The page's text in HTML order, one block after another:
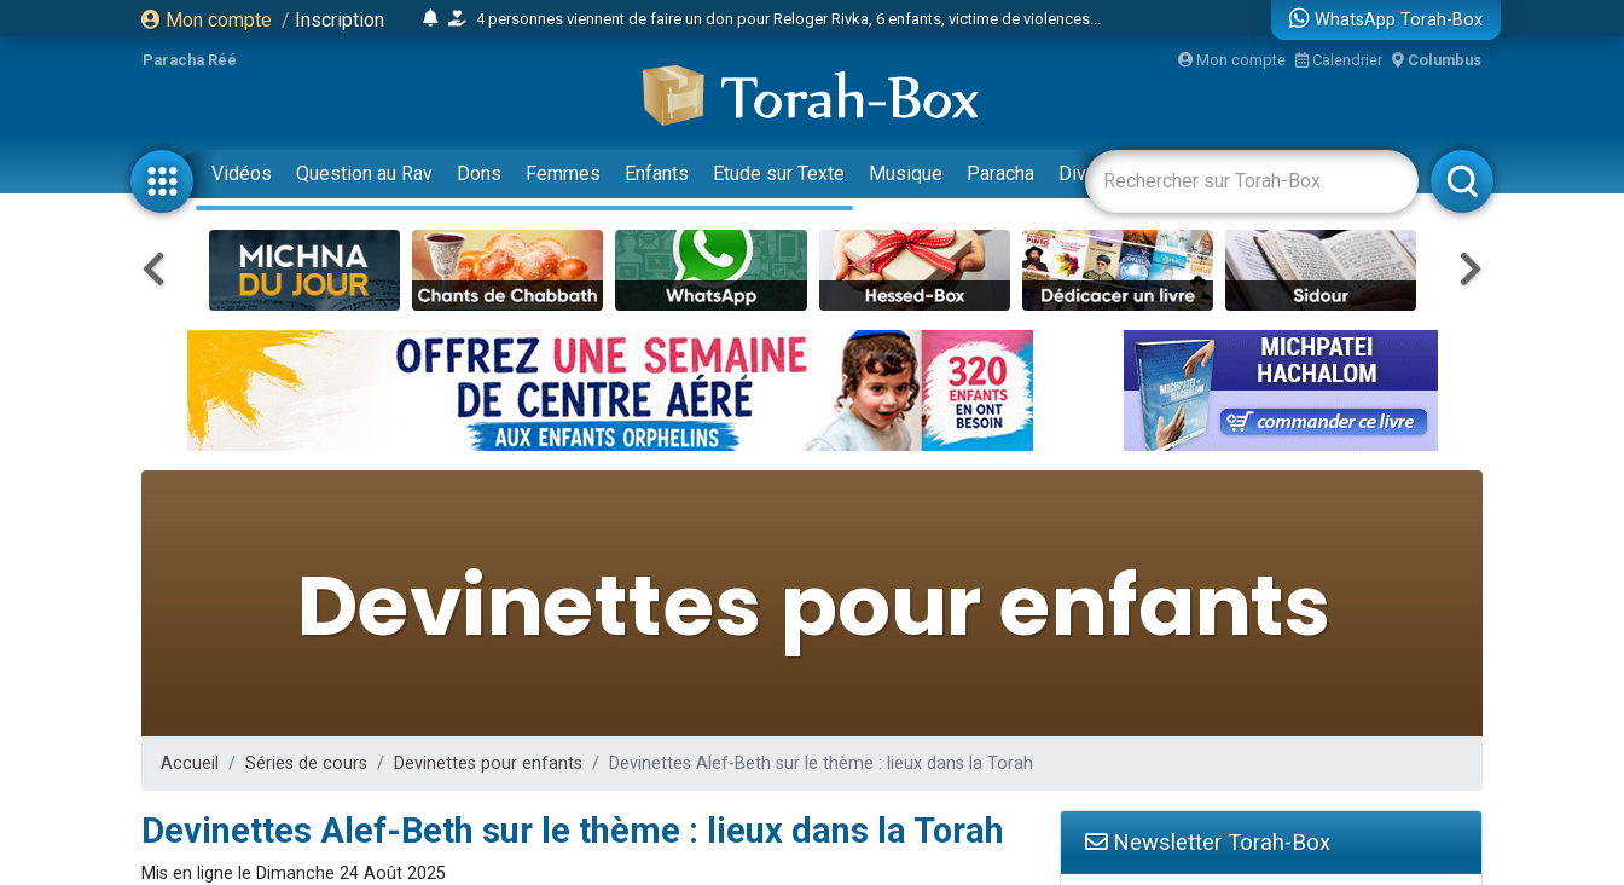
Mon compte / Inscription
4 personnes viennent de faire un don pour Reloger Rivka, 6 enfants, victime de violences...
17 personnes viennent de demander une bénédiction
4 personnes viennent de nous rejoindre sur WhatsApp
Il reste 49 places pour étudier en groupe sur Zoom
23 personnes viennent de faire un don pour Diane, 80 ans, dans un appartement insalubre
Eva vient de donner son Maasser
4 personnes viennent de nous rejoindre sur WhatsApp
3 personnes viennent de nous rejoindre sur WhatsApp
3 personnes viennent de faire un don pour 5 jours de vacances aux Orphelins
Odaya vient de donner son Maasser
2 personnes viennent de nous rejoindre sur WhatsApp
13 personnes viennent de demander une bénédiction
3 personnes viennent de nous rejoindre sur WhatsApp
2 personnes viennent de nous rejoindre sur WhatsApp
WhatsApp Torah-Box
Paracha Réé Mon compte Calendrier Columbus
Vidéos Question au Rav Dons Femmes Enfants Etude sur Texte Musique Paracha Divertissements Livres Rabbanim
Accueil Séries de cours Devinettes pour enfants Devinettes Alef-Beth sur le thème : lieux dans la Torah
Devinettes Alef-Beth sur le thème : lieux dans la Torah
Mis en ligne le Dimanche 24 Août 2025
Newsletter Torah-Box